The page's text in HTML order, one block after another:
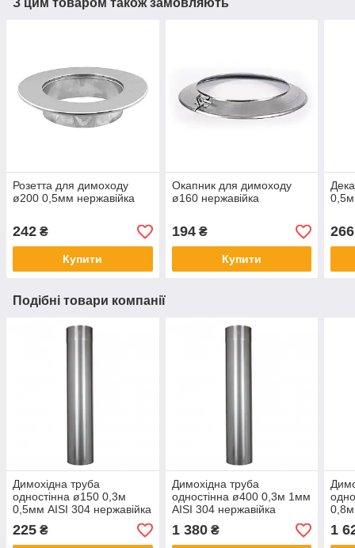
Розетта для димоходу
ø200 0,5мм нержавійка
242 ₴
Купити
Окапник для димоходу
ø160 нержавійка
194₴
Купити
266
Подібні товари компанії
Димохідна труба
одностінна ø150 0,3м
0,5мм AISI 304 нержавійка
225 ₴
Димохідна труба
одностінна ø400 0,3м 1мм
AISI 304 нержавійка
1 380₴ 1